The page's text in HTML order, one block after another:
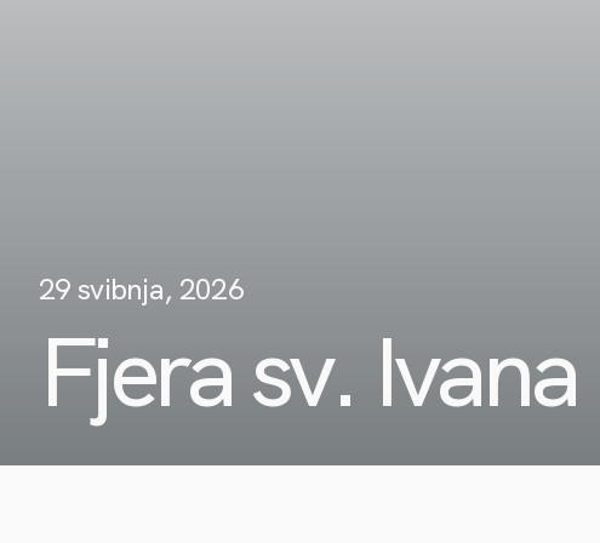
29 svibnja, 2026
Fjera sv. Ivana